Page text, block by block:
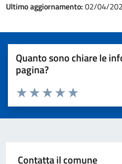
Ultimo aggiornamento: 02/04/
Quanto sono chiare le
pagina?
Valuta 5 stelle
Valuta 4 stelle su 5
Valuta 3 stelle su 5
Valuta 2 stelle su 5
Valuta 1 stelle su 5
Contatta il comune